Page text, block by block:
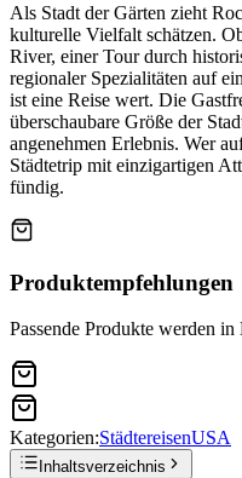
Als Stadt der Gärten zieht
kulturelle Vielfalt schätzen.
River, einer Tour durch
regionaler Spezialitäten auf
ist eine Reise wert. Die
überschaubare Größe der
angenehmen Erlebnis. Wer
Städtetrip mit einzigartigen
fündig.
Produktempfehlungen
Passende Produkte werden
Kategorien:StädtereisenUSA
Inhaltsverzeichnis